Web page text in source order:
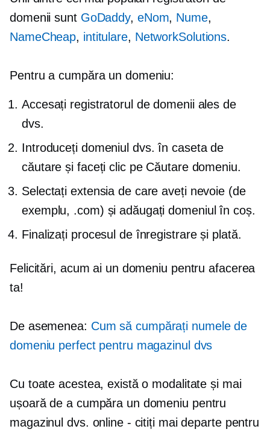
domenii sunt GoDaddy, eNom, Nume,
NameCheap, intitulare, NetworkSolutions.
Pentru a cumpăra un domeniu:
Accesați registratorul de domenii ales de
dvs.
Introduceți domeniul dvs. în caseta de
căutare și faceți clic pe Căutare domeniu.
Selectați extensia de care aveți nevoie (de
exemplu, .com) și adăugați domeniul în coș.
Finalizați procesul de înregistrare și plată.
Felicitări, acum ai un domeniu pentru afacerea
ta!
De asemenea: Cum să cumpărați numele de
domeniu perfect pentru magazinul dvs
Cu toate acestea, există o modalitate și mai
ușoară de a cumpăra un domeniu pentru
magazinul dvs. online - citiți mai departe pentru